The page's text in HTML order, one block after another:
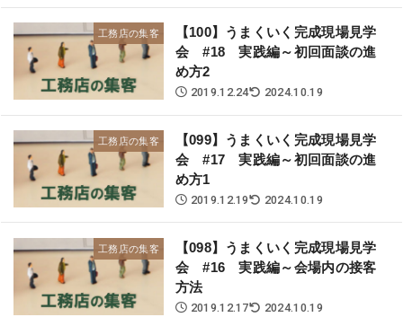
工務店の集客
【100】うまくいく完成現場見学
会 #18 実践編～初回面談の進
め方2
2019.12.24 2024.10.19
工務店の集客
【099】うまくいく完成現場見学
会 #17 実践編～初回面談の進
め方1
2019.12.19 2024.10.19
工務店の集客
【098】うまくいく完成現場見学
会 #16 実践編～会場内の接客
方法
2019.12.17 2024.10.19